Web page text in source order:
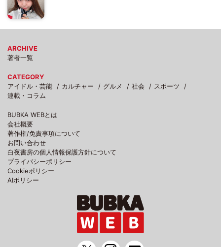
ARCHIVE
著者一覧
CATEGORY
アイドル・芸能
カルチャー グルメ 社会
スポーツ
連載・コラム
BUBKA WEBとは
会社概要
著作権/免責事項について
お問い合わせ
白夜書房の個人情報保護方針について
プライバシーポリシー
Cookieポリシー
AIポリシー